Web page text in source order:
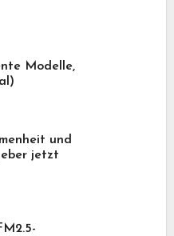
Modelle,
und
jetzt